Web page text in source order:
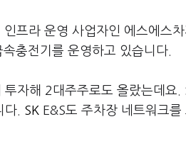
프라 운영 사업자인 에스에스
충전기를 운영하고 있습니다.
자해 2대주주로도 올랐는데요.
다. SK E&S도 주차장 네트워크